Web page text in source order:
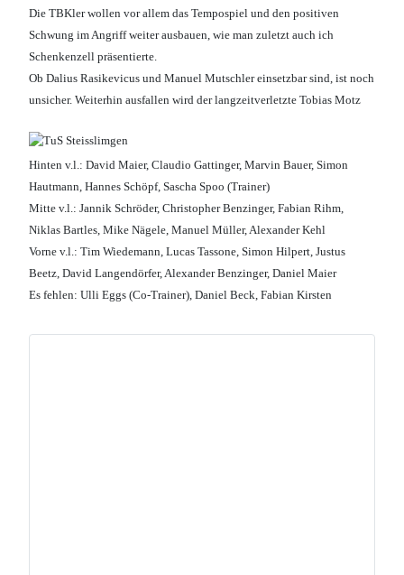
Die TBKler wollen vor allem das Tempospiel und den positiven
Schwung im Angriff weiter ausbauen, wie man zuletzt auch ich
Schenkenzell präsentierte.
Ob Dalius Rasikevicus und Manuel Mutschler einsetzbar sind, ist noch
unsicher. Weiterhin ausfallen wird der langzeitverletzte Tobias Motz
Hinten v.l.: David Maier, Claudio Gattinger, Marvin Bauer, Simon
Hautmann, Hannes Schöpf, Sascha Spoo (Trainer)
Mitte v.l.: Jannik Schröder, Christopher Benzinger, Fabian Rihm,
Niklas Bartles, Mike Nägele, Manuel Müller, Alexander Kehl
Vorne v.l.: Tim Wiedemann, Lucas Tassone, Simon Hilpert, Justus
Beetz, David Langendörfer, Alexander Benzinger, Daniel Maier
Es fehlen: Ulli Eggs (Co-Trainer), Daniel Beck, Fabian Kirsten